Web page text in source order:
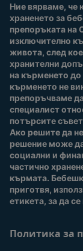
За нас
Купи сега
Нашите марки
продукти
Качество и
Безплатно
Ние вярваме, че
храненето за
препоръката на
изключително
живота, след
хранителни
на кърменето
кърменето не
препоръчваме
специалист
потърсите
Ако решите да
решение може
социални и
частично
кърмата.
приготвя,
етикета, за да
Политика за